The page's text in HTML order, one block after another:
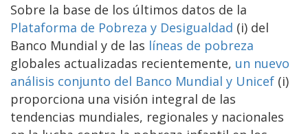
Sobre la base de los últimos datos de la
Plataforma de Pobreza y Desigualdad (i) del
Banco Mundial y de las líneas de pobreza
globales actualizadas recientemente, un nuevo
análisis conjunto del Banco Mundial y Unicef (i)
proporciona una visión integral de las
tendencias mundiales, regionales y nacionales